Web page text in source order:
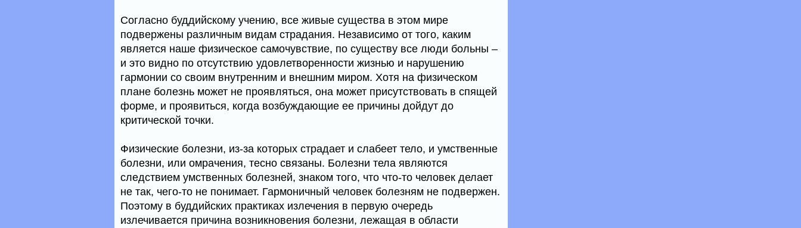
Согласно буддийскому учению, все живые существа в этом мире
подвержены различным видам страдания. Независимо от того, каким
является наше физическое самочувствие, по существу все люди больны –
и это видно по отсутствию удовлетворенности жизнью и нарушению
гармонии со своим внутренним и внешним миром. Хотя на физическом
плане болезнь может не проявляться, она может присутствовать в спящей
форме, и проявиться, когда возбуждающие ее причины дойдут до
критической точки.
Физические болезни, из-за которых страдает и слабеет тело, и умственные
болезни, или омрачения, тесно связаны. Болезни тела являются
следствием умственных болезней, знаком того, что что-то человек делает
не так, чего-то не понимает. Гармоничный человек болезням не подвержен.
Поэтому в буддийских практиках излечения в первую очередь
излечивается причина возникновения болезни, лежащая в области